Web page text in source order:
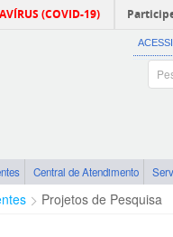
(COVID-19)
Central de Atendimento
Projetos de Pesquisa